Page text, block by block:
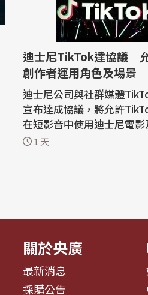
迪士尼TikTok達協議
創作者運用角色及場景
迪士尼公司與社群媒體
宣布達成協議，將允許
在短影音中使用迪士尼電影
目中的角色與場景。這是
1 天
關於央廣
最新消息
採購公告